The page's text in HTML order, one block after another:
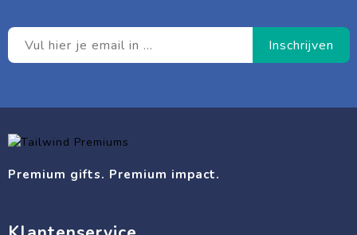
Premium gifts. Premium impact.